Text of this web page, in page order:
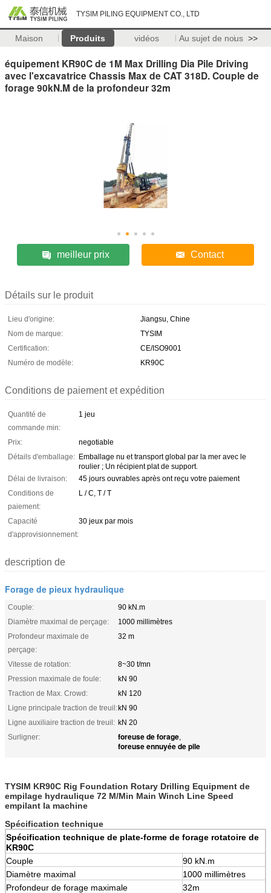
TYSIM PILING EQUIPMENT CO., LTD
Maison Produits vidéos Au sujet de nous >>
équipement KR90C de 1M Max Drilling Dia Pile Driving
avec l'excavatrice Chassis Max de CAT 318D. Couple de
forage 90kN.M de la profondeur 32m
meilleur prix Contact
Détails sur le produit
Lieu d'origine:
Jiangsu, Chine
Nom de marque:
TYSIM
Certification:
CE/ISO9001
Numéro de modèle:
KR90C
Conditions de paiement et expédition
Quantité de
commande min:
1 jeu
Prix:
negotiable
Détails d'emballage: Emballage nu et transport global par la mer avec le
roulier ; Un récipient plat de support.
Délai de livraison:
45 jours ouvrables après ont reçu votre paiement
Conditions de
paiement:
L / C, T / T
Capacité
d'approvisionnement:
30 jeux par mois
description de
Forage de pieux hydraulique
Couple:
90 kN.m
Diamètre maximal de perçage:
1000 millimètres
Profondeur maximale de
perçage:
32 m
Vitesse de rotation:
8~30 t/mn
Pression maximale de foule:
kN 90
Traction de Max. Crowd:
kN 120
Ligne principale traction de treuil:kN 90
Ligne auxiliaire traction de treuil: kN 20
Surligner:
foreuse de forage,
foreuse ennuyée de pile
TYSIM KR90C Rig Foundation Rotary Drilling Equipment de
empilage hydraulique 72 M/Min Main Winch Line Speed
empilant la machine
Spécification technique
Spécification technique de plate-forme de forage rotatoire de
KR90C
Couple
90 kN.m
Diamètre maximal
1000 millimètres
Profondeur de forage maximale
32m